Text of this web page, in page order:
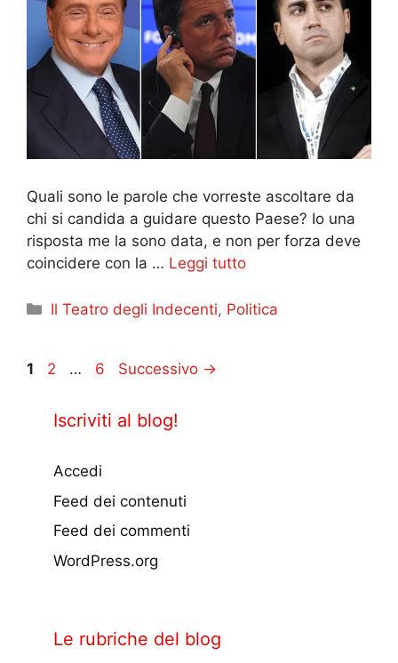
Quali sono le parole che vorreste ascoltare da
chi si candida a guidare questo Paese? Io una
risposta me la sono data, e non per forza deve
coincidere con la … Leggi tutto
Categorie
Il Teatro degli Indecenti, Politica
Pagina
1 Pagina
2 … Pagina
6 Successivo →
Iscriviti al blog!
Accedi
Feed dei contenuti
Feed dei commenti
WordPress.org
Le rubriche del blog